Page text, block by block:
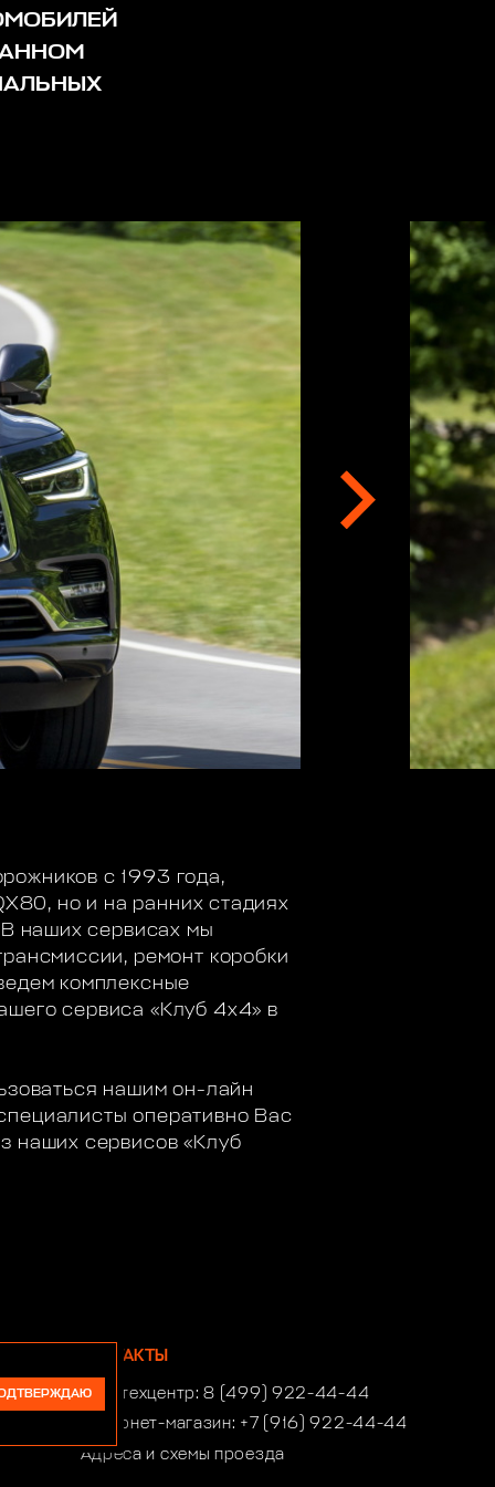
с 1993 года,
но и на ранних стадиях
В наших сервисах мы
ремонт коробки
комплексные
сервиса «Клуб 4х4» в
нашим он-лайн
оперативно Вас
наших сервисов «Клуб
КОНТАКТЫ
Автотехцентр:8 (499) 922-44-44
Интернет-магазин: +7 (916) 922-44-44
Адреса и схемы проезда